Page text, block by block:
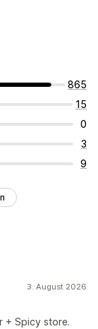
865
15
0
3
9
3. August 2026
+ Spicy store.